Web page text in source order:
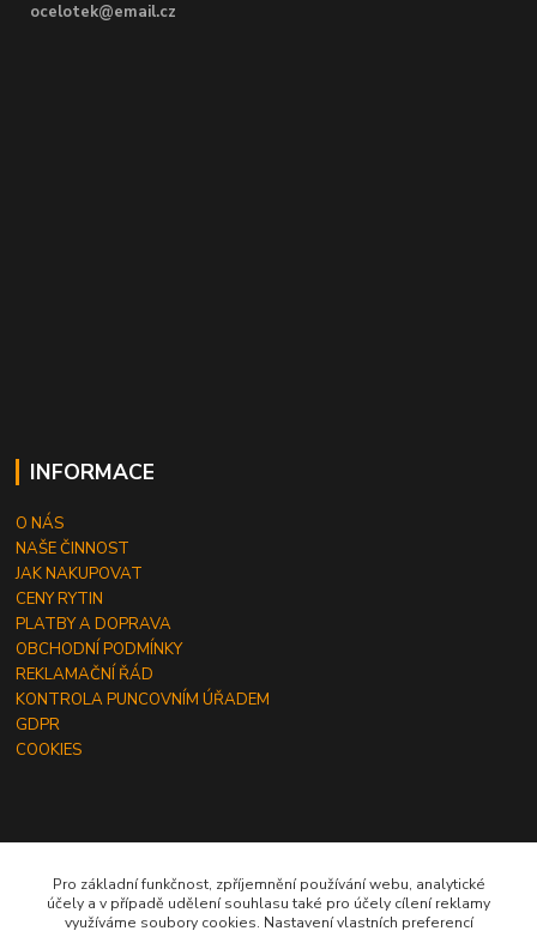
ocelotek@email.cz
INFORMACE
O NÁS
NAŠE ČINNOST
JAK NAKUPOVAT
CENY RYTIN
PLATBY A DOPRAVA
OBCHODNÍ PODMÍNKY
REKLAMAČNÍ ŘÁD
KONTROLA PUNCOVNÍM ÚŘADEM
GDPR
COOKIES
JAK OBJEDNAT RYTINU DO ŠPERKU
Pro základní funkčnost, zpříjemnění používání webu, analytické
účely a v případě udělení souhlasu také pro účely cílení reklamy
využíváme soubory cookies. Nastavení vlastních preferencí